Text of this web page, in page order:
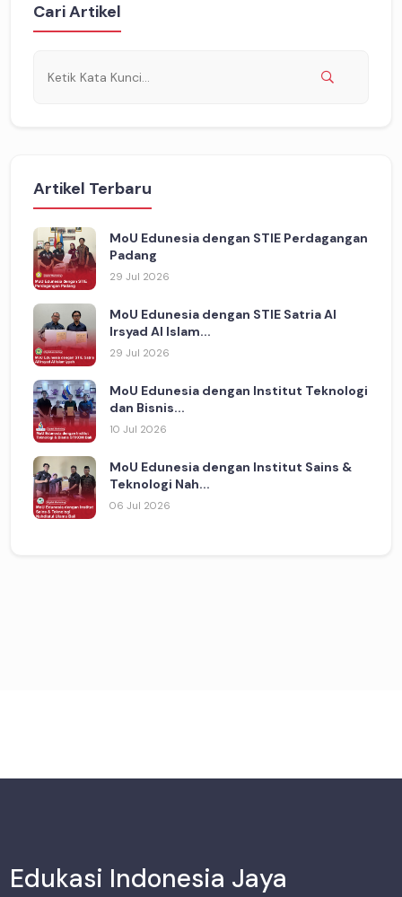
Cari Artikel
Artikel Terbaru
MoU Edunesia dengan STIE Perdagangan
Padang
29 Jul 2026
MoU Edunesia dengan STIE Satria Al
Irsyad Al Islam...
29 Jul 2026
MoU Edunesia dengan Institut Teknologi
dan Bisnis...
10 Jul 2026
MoU Edunesia dengan Institut Sains &
Teknologi Nah...
06 Jul 2026
Edukasi Indonesia Jaya